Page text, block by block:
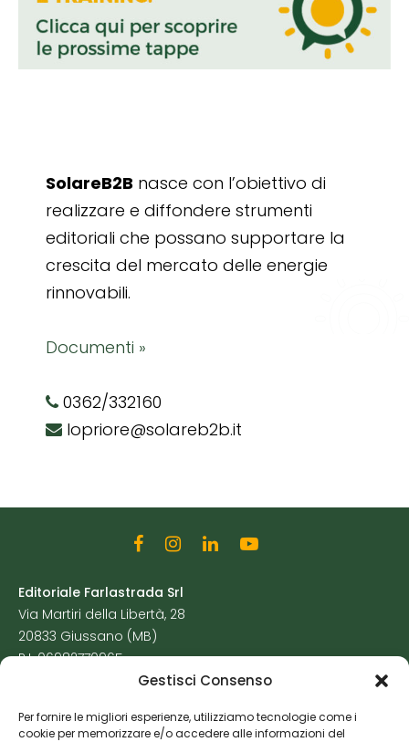
Gestisci Consenso
Per fornire le migliori esperienze, utilizziamo tecnologie come i
cookie per memorizzare e/o accedere alle informazioni del
SolareB2B nasce con l’obiettivo di
realizzare e diffondere strumenti
editoriali che possano supportare la
crescita del mercato delle energie
rinnovabili.
Documenti »
0362/332160
lopriore@solareb2b.it
Editoriale Farlastrada Srl
Via Martiri della Libertà, 28
20833 Giussano (MB)
P.I. 06982770965
Cookie Policy